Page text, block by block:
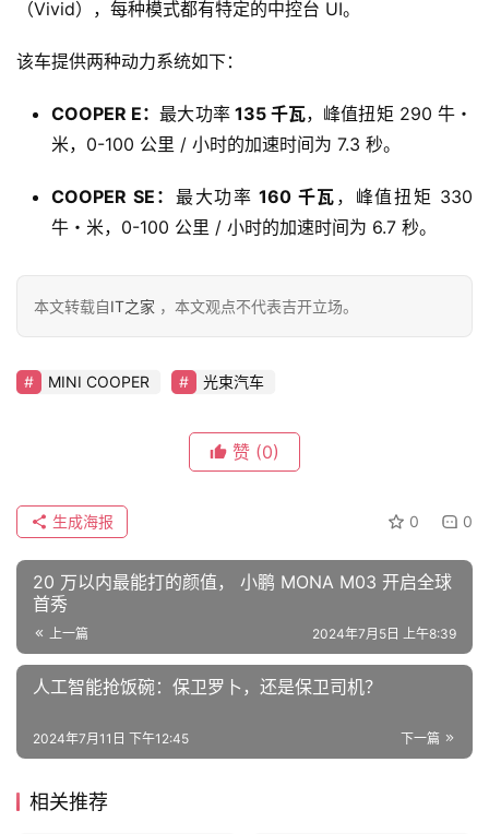
（Vivid），每种模式都有特定的中控台 UI。
该车提供两种动力系统如下：
COOPER E：最大功率135 千瓦，峰值扭矩 290 牛・
米，0-100 公里 / 小时的加速时间为 7.3 秒。
COOPER SE： 最大功率 160 千瓦 ，峰值扭矩 330
牛・米，0-100 公里 / 小时的加速时间为 6.7 秒。
本文转载自IT之家 ，本文观点不代表吉开立场。
MINI COOPER 光束汽车
赞 (0)
0 0
生成海报
20 万以内最能打的颜值， 小鹏 MONA M03 开启全球
首秀
上一篇 2024年7月5日 上午8:39
人工智能抢饭碗：保卫罗卜，还是保卫司机？
下一篇
2024年7月11日 下午12:45
相关推荐